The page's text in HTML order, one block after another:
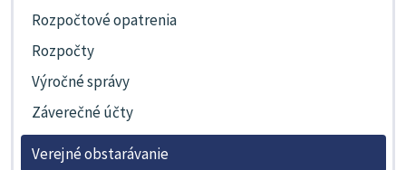
Rozpočtové opatrenia
Rozpočty
Výročné správy
Záverečné účty
Verejné obstarávanie